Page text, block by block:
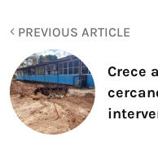
PREVIOUS ARTICLE
Crece